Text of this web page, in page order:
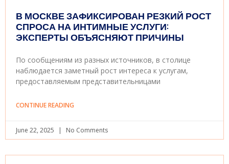
В МОСКВЕ ЗАФИКСИРОВАН РЕЗКИЙ РОСТ
СПРОСА НА ИНТИМНЫЕ УСЛУГИ:
ЭКСПЕРТЫ ОБЪЯСНЯЮТ ПРИЧИНЫ
По сообщениям из разных источников, в столице
наблюдается заметный рост интереса к услугам,
предоставляемым представительницами
CONTINUE READING
June 22, 2025 No Comments